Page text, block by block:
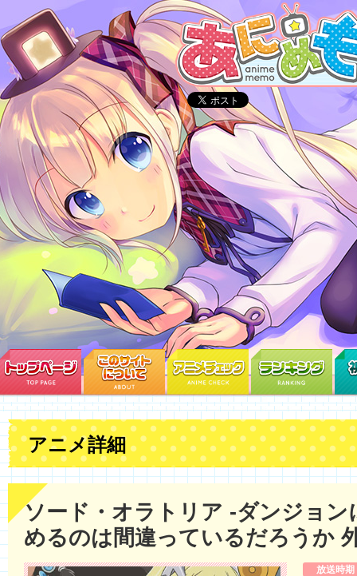
アニメ詳細
ソード・オラトリア -ダンジョン
めるのは間違っているだろうか
放送時期